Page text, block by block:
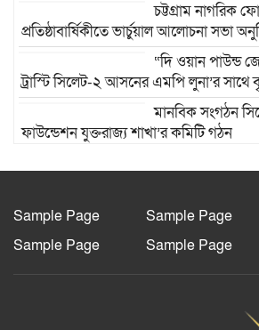
চট্টগ্রাম নাগরিক
প্রতিষ্ঠাবার্ষিকীতে ভার্চুয়াল আলোচনা সভা
“দি ওয়ান পাউন্ড
ট্রাস্টি সিলেট-২ আসনের এমপি লুনা’র সা‌থে
মানবিক সংগঠন
ফাউন্ডেশন যুক্তরাজ্য শাখা’র কমিটি গঠন
বাংলাদেশ
আল-ইযহার
Sample Page Sample Page
Sample Page
Sample Page